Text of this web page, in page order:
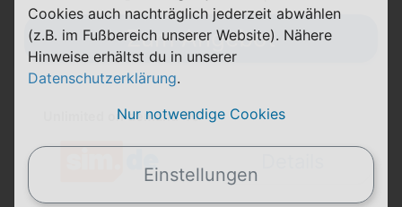
Zum Angebot
Unlimited on demand 40
Cookies auch nachträglich jederzeit abwählen
(z.B. im Fußbereich unserer Website). Nähere
Hinweise erhältst du in unserer
Datenschutzerklärung.
Nur notwendige Cookies
Einstellungen